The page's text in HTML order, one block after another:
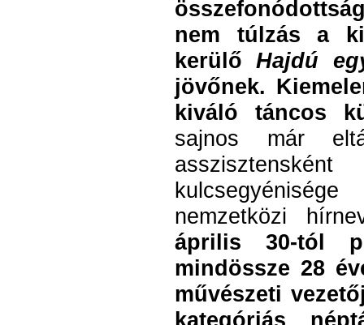
nem túlzás a
kerülőHajdú
jövőnek.
kiváló táncos
sajnos már
nemzetközi
április 30-tól
mindössze 28
művészeti
kategóriás